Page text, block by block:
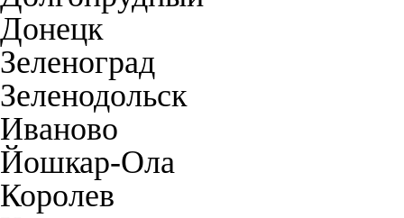
Донецк
Зеленоград
Зеленодольск
Иваново
Йошкар-Ола
Королев